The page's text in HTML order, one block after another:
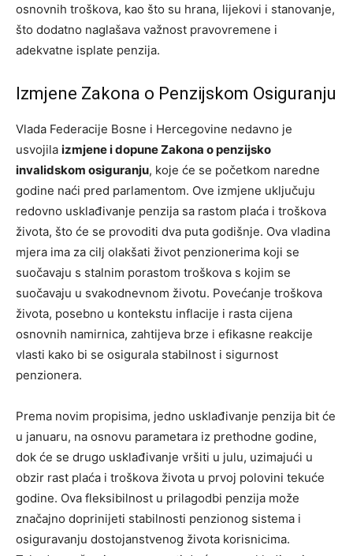
osnovnih troškova, kao što su hrana, lijekovi i stanovanje,
što dodatno naglašava važnost pravovremene i
adekvatne isplate penzija.
Izmjene Zakona o Penzijskom Osiguranju
Vlada Federacije Bosne i Hercegovine nedavno je
usvojila izmjene i dopune Zakona o penzijsko
invalidskom osiguranju, koje će se početkom naredne
godine naći pred parlamentom. Ove izmjene uključuju
redovno usklađivanje penzija sa rastom plaća i troškova
života, što će se provoditi dva puta godišnje. Ova vladina
mjera ima za cilj olakšati život penzionerima koji se
suočavaju s stalnim porastom troškova s kojim se
suočavaju u svakodnevnom životu. Povećanje troškova
života, posebno u kontekstu inflacije i rasta cijena
osnovnih namirnica, zahtijeva brze i efikasne reakcije
vlasti kako bi se osigurala stabilnost i sigurnost
penzionera.
Prema novim propisima, jedno usklađivanje penzija bit će
u januaru, na osnovu parametara iz prethodne godine,
dok će se drugo usklađivanje vršiti u julu, uzimajući u
obzir rast plaća i troškova života u prvoj polovini tekuće
godine. Ova fleksibilnost u prilagodbi penzija može
značajno doprinijeti stabilnosti penzionog sistema i
osiguravanju dostojanstvenog života korisnicima.